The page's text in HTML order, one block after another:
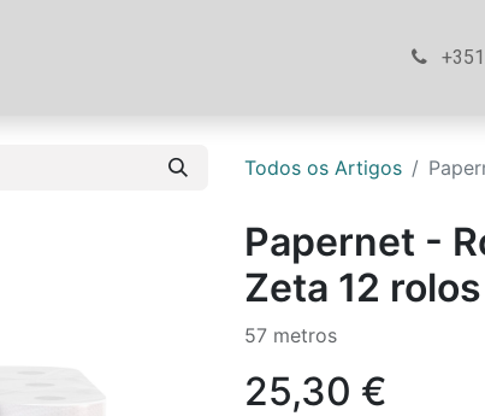
Todos os Artigos
Papernet -
Zeta 12 rolos
57 metros
25,30 €